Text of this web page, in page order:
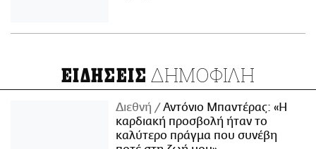
ΕΙΔΗΣΕΙΣ ΔΗΜΟΦΙΛΗ
Διεθνή
Αντόνιο Μπαντέρας: «Η
καρδιακή προσβολή ήταν το
καλύτερο πράγμα που συνέβη